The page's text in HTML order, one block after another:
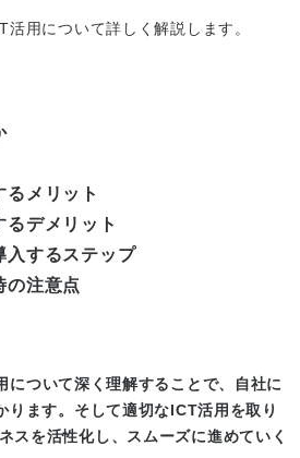
用について詳しく解説します。
メリット
デメリット
入するステップ
の注意点
について深く理解することで、自社に
ります。そして適切なICT活用を取り
スを活性化し、スムーズに進めていく